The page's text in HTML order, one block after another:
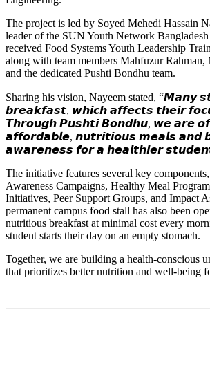
The project is led by Soyed Mehedi Hassain
leader of the SUN Youth Network
received Food Systems Youth Leadership
along with team members Mahfuzur
and the dedicated Pushti Bondhu team.
Sharing his vision, Nayeem stated, “𝙈𝙖𝙣𝙮
𝙗𝙧𝙚𝙖𝙠𝙛𝙖𝙨𝙩, 𝙬𝙝𝙞𝙘𝙝 𝙖𝙛𝙛𝙚𝙘𝙩𝙨 𝙩𝙝𝙚𝙞𝙧
𝙏𝙝𝙧𝙤𝙪𝙜𝙝 𝙋𝙪𝙨𝙝𝙩𝙞 𝘽𝙤𝙣𝙙𝙝𝙪, 𝙬𝙚 𝙖𝙧𝙚
𝙖𝙛𝙛𝙤𝙧𝙙𝙖𝙗𝙡𝙚, 𝙣𝙪𝙩𝙧𝙞𝙩𝙞𝙤𝙪𝙨 𝙢𝙚𝙖𝙡𝙨 𝙖𝙣𝙙
𝙖𝙬𝙖𝙧𝙚𝙣𝙚𝙨𝙨 𝙛𝙤𝙧 𝙖 𝙝𝙚𝙖𝙡𝙩𝙝𝙞𝙚𝙧
The initiative features several key
Awareness Campaigns, Healthy Meal
Initiatives, Peer Support Groups, and Impact
permanent campus food stall has also been
nutritious breakfast at minimal cost every
student starts their day on an empty stomach.
Together, we are building a health-conscious
that prioritizes better nutrition and well-being